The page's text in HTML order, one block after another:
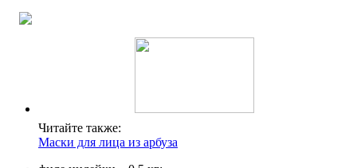
Читайте также:
Маски для лица из арбуза